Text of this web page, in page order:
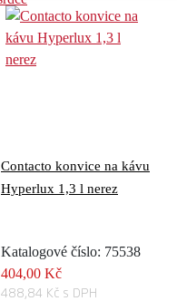
Contacto konvice na kávu
Hyperlux 1,3 l nerez
Katalogové číslo: 75538
404,00 Kč
488,84 Kč s DPH